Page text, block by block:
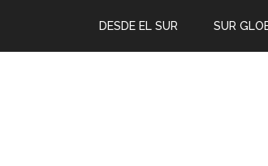
DESDE EL SUR SUR